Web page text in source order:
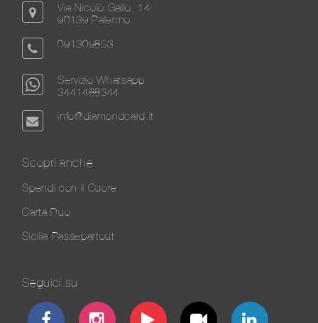
Via Nicolò Gallo, 14
90139 Palermo
091309853
Servizio Whatsapp
3441488344
info@diamondcard.it
Scopri anche
Spendi con il Cuore
Carta Duo
Sicilia Passepartout
Seguici su